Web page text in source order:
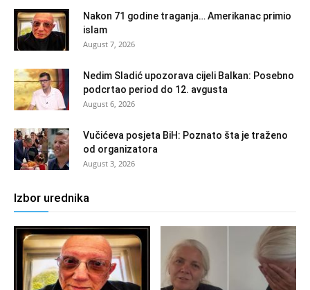
Nakon 71 godine traganja… Amerikanac primio
islam
August 7, 2026
Nedim Sladić upozorava cijeli Balkan: Posebno
podcrtao period do 12. avgusta
August 6, 2026
Vučićeva posjeta BiH: Poznato šta je traženo
od organizatora
August 3, 2026
Izbor urednika